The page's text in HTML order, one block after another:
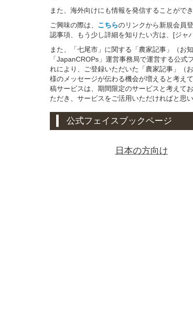
また、海外向けにも情報を発信することがで
ご興味の際は、 こちらのリンクから新規会員
認事項、もう少し詳細を知りたい方は、[ジャ
また、「七尾市」に関する「農家記事」（お
「JapanCROPs」運営事務局で運営する公
れにより、ご登録いただいた「農家記事」（
様のメッセージが伝わる機会が増えると考え
稿サービスは、期間限定のサービスと考えて
ただき、サービスをご活用いただければと思い
公式フェイスブックページ
日本の方向け